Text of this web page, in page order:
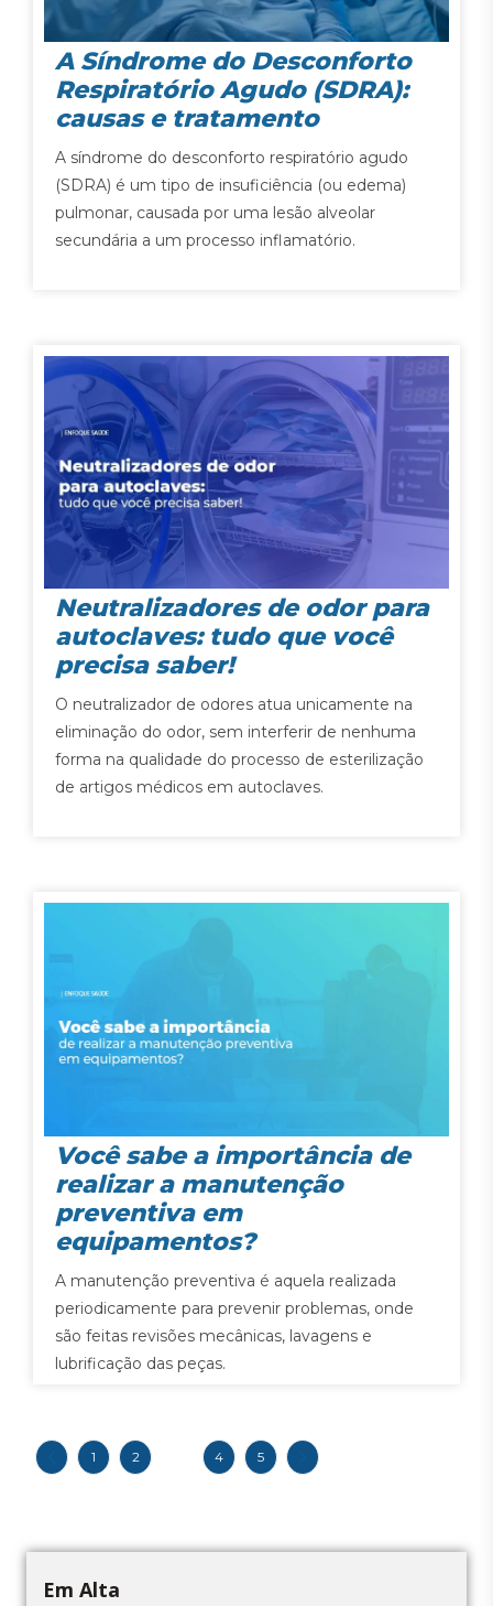
A Síndrome do Desconforto
Respiratório Agudo (SDRA):
causas e tratamento
A síndrome do desconforto respiratório agudo
(SDRA) é um tipo de insuficiência (ou edema)
pulmonar, causada por uma lesão alveolar
secundária a um processo inflamatório.
Neutralizadores de odor para
autoclaves: tudo que você
precisa saber!
O neutralizador de odores atua unicamente na
eliminação do odor, sem interferir de nenhuma
forma na qualidade do processo de esterilização
de artigos médicos em autoclaves.
Você sabe a importância de
realizar a manutenção
preventiva em
equipamentos?
A manutenção preventiva é aquela realizada
periodicamente para prevenir problemas, onde
são feitas revisões mecânicas, lavagens e
lubrificação das peças.
1 2 4 5
Em Alta